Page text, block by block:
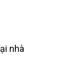
nhà